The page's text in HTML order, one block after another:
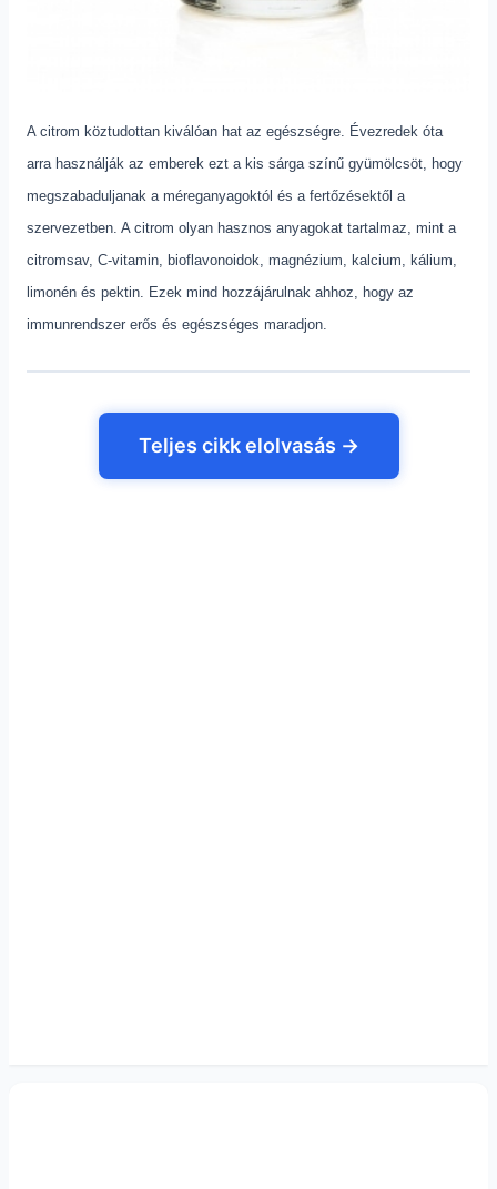
A citrom köztudottan kiválóan hat az egészségre. Évezredek óta
arra használják az emberek ezt a kis sárga színű gyümölcsöt, hogy
megszabaduljanak a méreganyagoktól és a fertőzésektől a
szervezetben. A citrom olyan hasznos anyagokat tartalmaz, mint a
citromsav, C-vitamin, bioflavonoidok, magnézium, kalcium, kálium,
limonén és pektin. Ezek mind hozzájárulnak ahhoz, hogy az
immunrendszer erős és egészséges maradjon.
Teljes cikk elolvasás →